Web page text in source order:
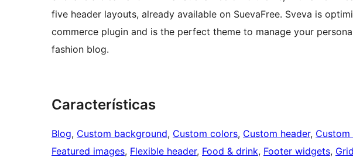
five header layouts, already available on SuevaFree. Sveva is
commerce plugin and is the perfect theme to manage your
fashion blog.
Características
Blog, Custom background, Custom colors, Custom header, Custom
Featured images, Flexible header, Food & drink, Footer widgets,